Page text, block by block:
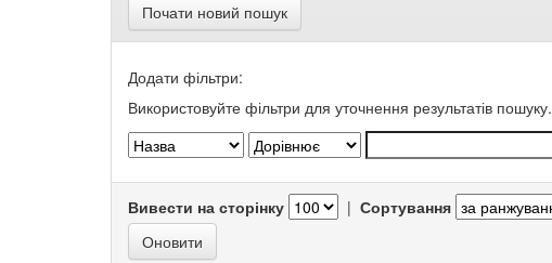
Почати новий пошук
Додати фільтри:
Використовуйте фільтри для уточнення результатів пошуку.
Вивести на сторінку | Сортування